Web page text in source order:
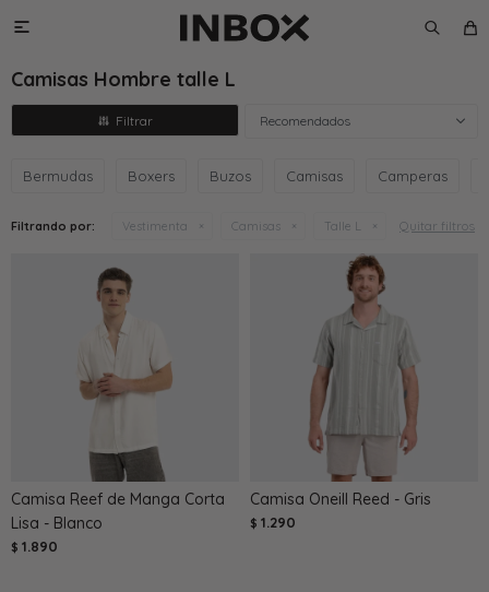

Camisas Hombre talle L
Recomendados
Bermudas Boxers Buzos Camisas Camperas
Filtrando por: Vestimenta Camisas Talle L Quitar filtros
Camisa Reef de Manga Corta
Lisa - Blanco
$ 1.890
Camisa Oneill Reed - Gris
$ 1.290